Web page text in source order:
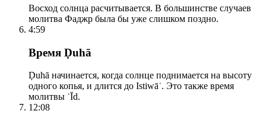
Восход солнца расчитывается. В большинстве случаев
молитва Фаджр была бы уже слишком поздно.
4:59
Время Ḍuhā
Ḍuhā начинается, когда солнце поднимается на высоту
одного копья, и длится до Istiwāʾ. Это также время
молитвы ʿĪd.
12:08